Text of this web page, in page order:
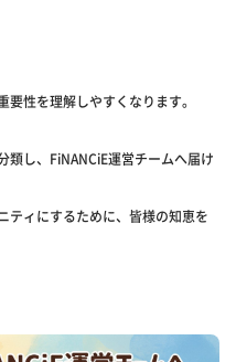
性を理解しやすくなります。
類し、FiNANCiE運営チームへ届け
ティにするために、皆様の知恵を